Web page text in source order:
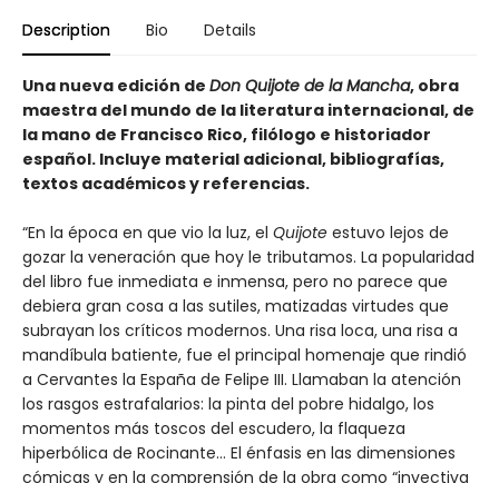
Description Bio Details
Una nueva edición de Don Quijote de la Mancha, obra
maestra del mundo de la literatura internacional, de
la mano de Francisco Rico, filólogo e historiador
español. Incluye material adicional, bibliografías,
textos académicos y referencias.
“En la época en que vio la luz, el Quijote estuvo lejos de
gozar la veneración que hoy le tributamos. La popularidad
del libro fue inmediata e inmensa, pero no parece que
debiera gran cosa a las sutiles, matizadas virtudes que
subrayan los críticos modernos. Una risa loca, una risa a
mandíbula batiente, fue el principal homenaje que rindió
a Cervantes la España de Felipe III. Llamaban la atención
los rasgos estrafalarios: la pinta del pobre hidalgo, los
momentos más toscos del escudero, la flaqueza
hiperbólica de Rocinante… El énfasis en las dimensiones
cómicas y en la comprensión de la obra como “invectiva